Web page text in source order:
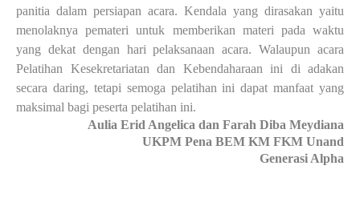
panitia dalam persiapan acara. Kendala yang dirasakan yaitu
menolaknya pemateri untuk memberikan materi pada waktu
yang dekat dengan hari pelaksanaan acara. Walaupun acara
Pelatihan Kesekretariatan dan Kebendaharaan ini di adakan
secara daring, tetapi semoga pelatihan ini dapat manfaat yang
maksimal bagi peserta pelatihan ini.
Aulia Erid Angelica dan Farah Diba Meydiana
UKPM Pena BEM KM FKM Unand
Generasi Alpha